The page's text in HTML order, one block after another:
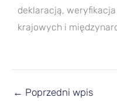
deklaracją,
krajowych i
← Poprzedni wpis